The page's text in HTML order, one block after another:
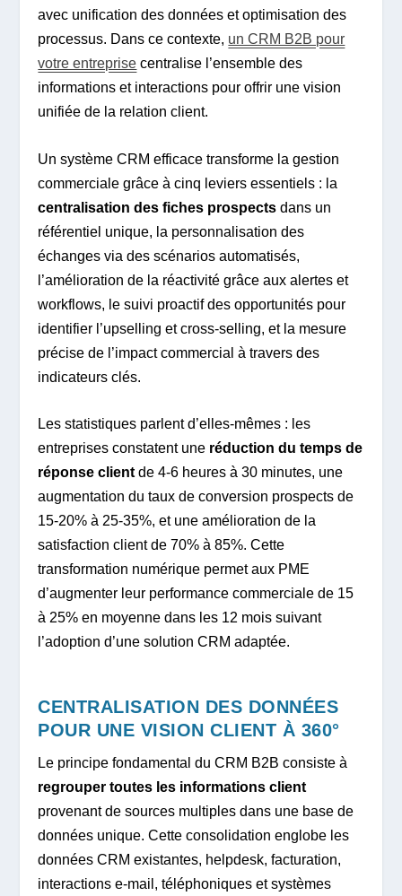
avec unification des données et optimisation des
processus. Dans ce contexte, un CRM B2B pour
votre entreprise centralise l’ensemble des
informations et interactions pour offrir une vision
unifiée de la relation client.
Un système CRM efficace transforme la gestion
commerciale grâce à cinq leviers essentiels : la
centralisation des fiches prospects dans un
référentiel unique, la personnalisation des
échanges via des scénarios automatisés,
l’amélioration de la réactivité grâce aux alertes et
workflows, le suivi proactif des opportunités pour
identifier l’upselling et cross-selling, et la mesure
précise de l’impact commercial à travers des
indicateurs clés.
Les statistiques parlent d’elles-mêmes : les
entreprises constatent une réduction du temps de
réponse client de 4-6 heures à 30 minutes, une
augmentation du taux de conversion prospects de
15-20% à 25-35%, et une amélioration de la
satisfaction client de 70% à 85%. Cette
transformation numérique permet aux PME
d’augmenter leur performance commerciale de 15
à 25% en moyenne dans les 12 mois suivant
l’adoption d’une solution CRM adaptée.
CENTRALISATION DES DONNÉES
POUR UNE VISION CLIENT À 360°
Le principe fondamental du CRM B2B consiste à
regrouper toutes les informations client
provenant de sources multiples dans une base de
données unique. Cette consolidation englobe les
données CRM existantes, helpdesk, facturation,
interactions e-mail, téléphoniques et systèmes